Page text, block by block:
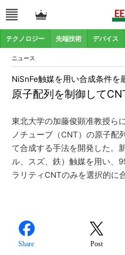
テクノロジー 先端技術 デバイス
ニュース
原子配列を制御して
NiSnFe触媒を用い合成条件を
東北大学の加藤俊顕准教授ら
ノチューブ（CNT）の原子配
て合成する手法を開発した。
ル、スズ、鉄）触媒を用い、
ラリティCNTのみを選択的に
Share Post